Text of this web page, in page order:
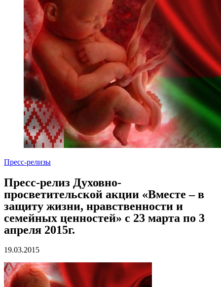
Пресс-релизы
Пресс-релиз Духовно-
просветительской акции «Вместе – в
защиту жизни, нравственности и
семейных ценностей» с 23 марта по 3
апреля 2015г.
19.03.2015